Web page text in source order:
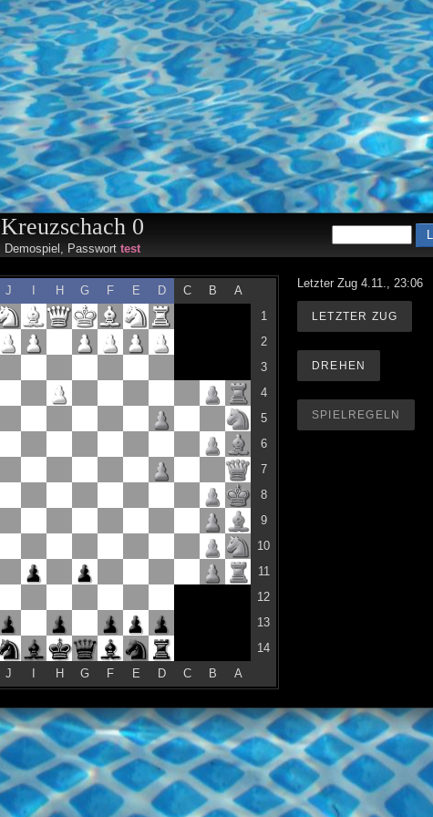
Kreuzschach 0
Demospiel, Passwort test
J H G F E D C B
A
1
2
3
4
5
6
7
8
9
10
11
12
13
14
J H G F E D C B A
Letzter Zug 4.11., 23:06
LETZTER ZUG
DREHEN
SPIELREGELN